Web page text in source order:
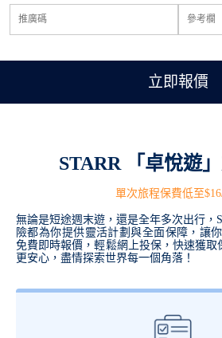
立即報價
STARR 「卓悅遊
單次旅程保費低至
無論是短途週末遊，還是全年多次出行，
險都為你提供靈活計劃與全面保障，讓
免費即時報價，輕鬆網上投保，快速獲
更安心，盡情探索世界每一個角落！